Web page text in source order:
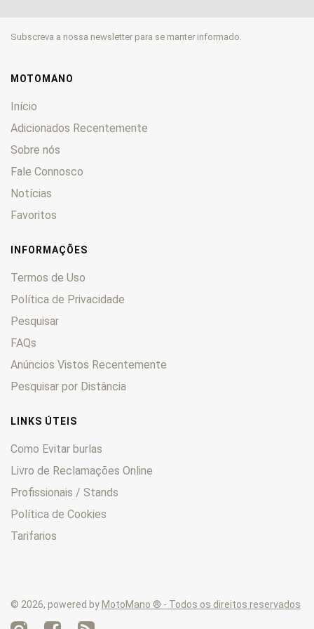
Subscreva a nossa newsletter para se manter informado.
MOTOMANO
Início
Adicionados Recentemente
Sobre nós
Fale Connosco
Notícias
Favoritos
INFORMAÇÕES
Termos de Uso
Política de Privacidade
Pesquisar
FAQs
Anúncios Vistos Recentemente
Pesquisar por Distância
LINKS ÚTEIS
Como Evitar burlas
Livro de Reclamações Online
Profissionais / Stands
Política de Cookies
Tarifarios
© 2026, powered by MotoMano ® - Todos os direitos reservados